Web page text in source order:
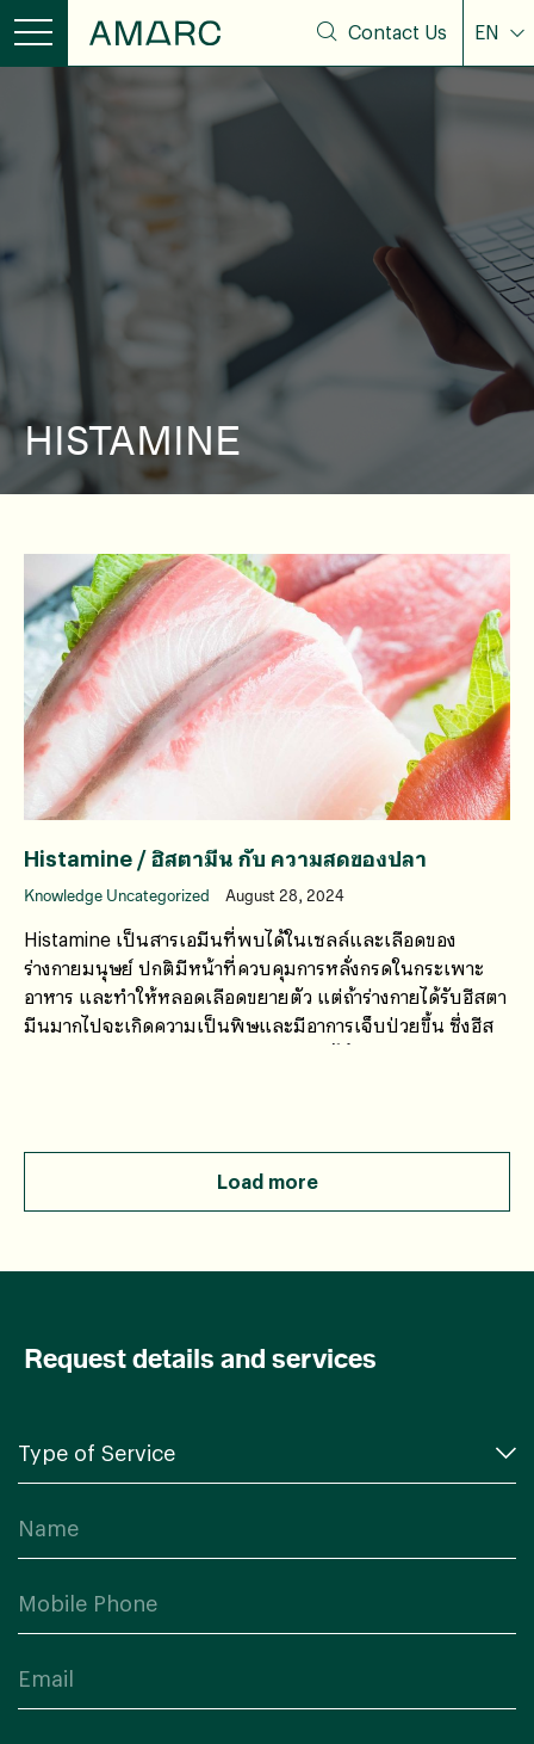
Contact Us EN
HISTAMINE
Histamine / ฮิสตามีน กับ ความสดของปลา
Knowledge Uncategorized August 28, 2024
Histamine เป็นสารเอมีนที่พบได้ในเซลล์และเลือดของ
ร่างกายมนุษย์ ปกติมีหน้าที่ควบคุมการหลั่งกรดในกระเพาะ
อาหาร และทำให้หลอดเลือดขยายตัว แต่ถ้าร่างกายได้รับฮีสตา
มีนมากไปจะเกิดความเป็นพิษและมีอาการเจ็บป่วยขึ้น ซึ่งฮีส
ตามีนสามารถรับมาจากภายนอกร่างกายได้จากหลายทาง เช่น
Load more
Request details and services